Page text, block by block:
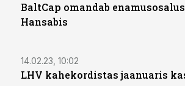
BaltCap omandab
Hansabis
14.02.23, 10:02
LHV kahekordistas jaanuaris